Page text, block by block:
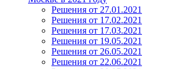
Решения от 27.01.2021
Решения от 17.02.2021
Решения от 17.03.2021
Решения от 19.05.2021
Решения от 26.05.2021
Решения от 22.06.2021